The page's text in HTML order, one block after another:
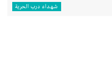
شهداء درب الحرية